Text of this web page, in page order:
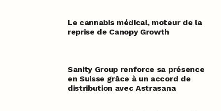
Le cannabis médical, moteur de la
reprise de Canopy Growth
Sanity Group renforce sa présence
en Suisse grâce à un accord de
distribution avec Astrasana